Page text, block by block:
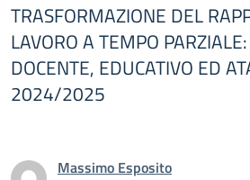
TRASFORMAZIONE DEL
LAVORO A TEMPO
DOCENTE, EDUCATIVO ED
2024/2025
Massimo Esposito